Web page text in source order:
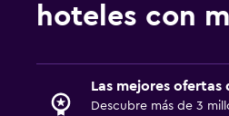
hoteles con
Las mejores
Descubre más de 3